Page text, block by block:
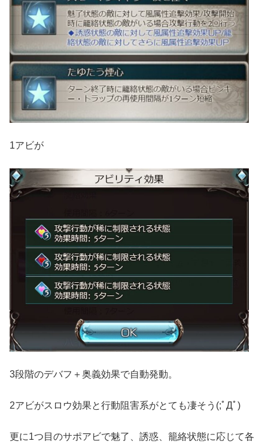
1アビが
3段階のデバフ＋奥義効果で自動発動。
2アビがスロウ効果と行動阻害系がとても凄そう(;ﾟДﾟ)
更に1つ目のサポアビで魅了、誘惑、籠絡状態に応じて各